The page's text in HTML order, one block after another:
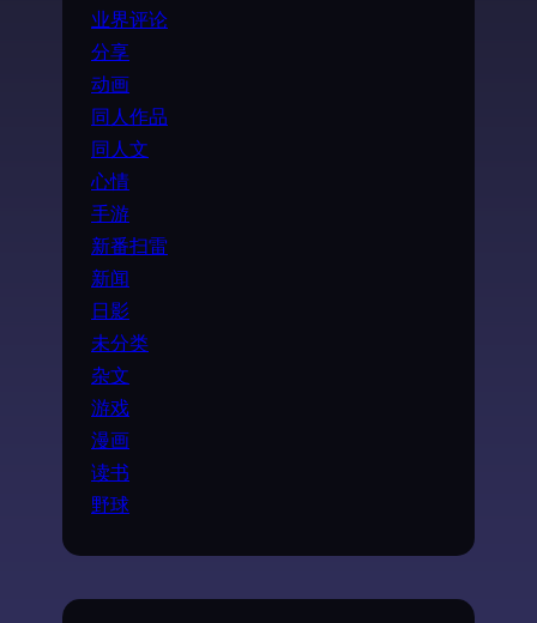
业界评论
分享
动画
同人作品
同人文
心情
手游
新番扫雷
新闻
日影
未分类
杂文
游戏
漫画
读书
野球